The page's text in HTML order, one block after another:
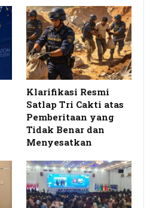
Klarifikasi Resmi
Satlap Tri Cakti atas
Pemberitaan yang
Tidak Benar dan
Menyesatkan